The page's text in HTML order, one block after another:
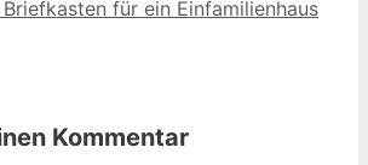
für ein Einfamilienhaus
Kommentar